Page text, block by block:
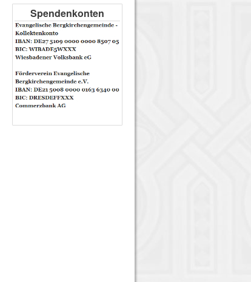
Spendenkonten